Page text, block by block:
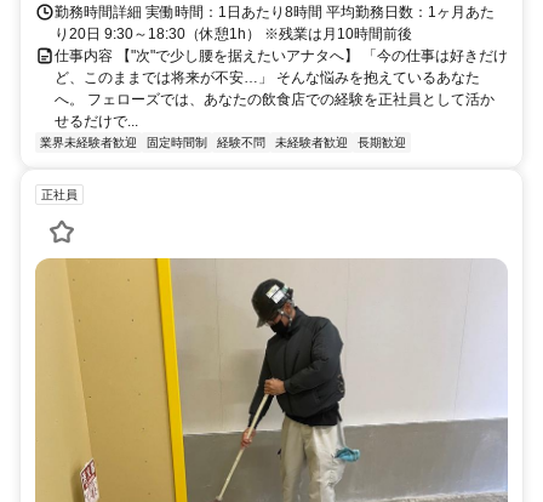
勤務時間詳細 実働時間：1日あたり8時間 平均勤務日数：1ヶ月あた
り20日 9:30～18:30（休憩1h） ※残業は月10時間前後
仕事内容 【"次"で少し腰を据えたいアナタへ】 「今の仕事は好きだけ
ど、このままでは将来が不安…」 そんな悩みを抱えているあなた
へ。 フェローズでは、あなたの飲食店での経験を正社員として活か
せるだけで...
業界未経験者歓迎 固定時間制 経験不問 未経験者歓迎 長期歓迎
正社員